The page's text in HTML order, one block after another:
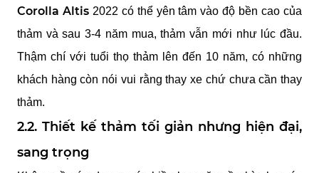
Corolla Altis 2022 có thể yên tâm vào độ bền cao của
thảm và sau 3-4 năm mua, thảm vẫn mới như lúc đầu.
Thậm chí với tuổi thọ thảm lên đến 10 năm, có những
khách hàng còn nói vui rằng thay xe chứ chưa cần thay
thảm.
2.2. Thiết kế thảm tối giản nhưng hiện đại,
sang trọng